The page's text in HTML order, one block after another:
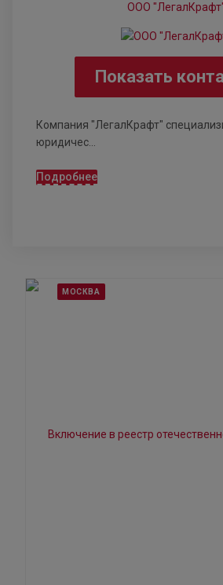
ООО
Показать
Компания "ЛегалКрафт"
юридичес...
Подробнее
МОСКВА